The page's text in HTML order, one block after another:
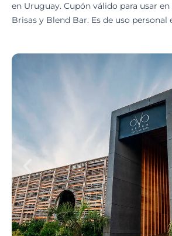
en Uruguay. Cupón válido para usar en
Brisas y Blend Bar. Es de uso personal